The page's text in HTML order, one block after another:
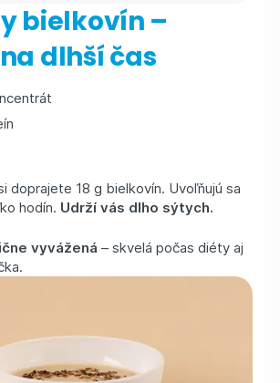
bielkovín –
dlhší čas
doprajete 18 g bielkovín. Uvoľňujú sa
hodín. Udrží vás dlho sýtych.
vyvážená – skvelá počas diéty aj